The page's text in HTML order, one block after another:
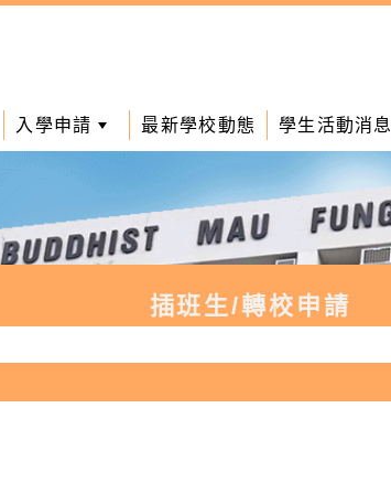
入學申請 最新學校動態 學生活動消息
插班生/轉校申請